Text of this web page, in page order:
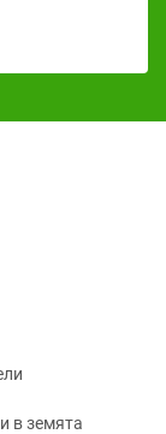
в земята